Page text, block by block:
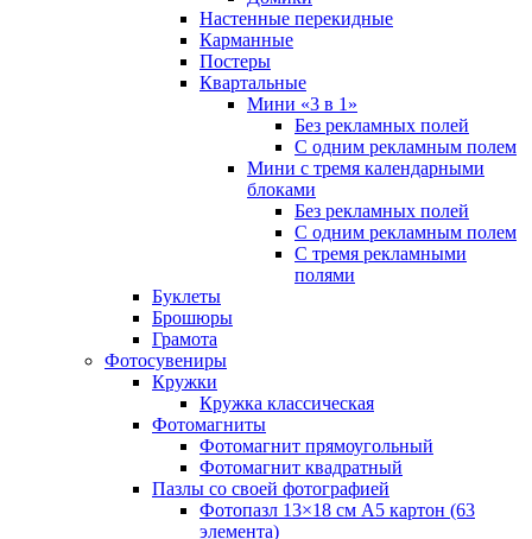
Настенные перекидные
Карманные
Постеры
Квартальные
Мини «3 в 1»
Без рекламных полей
С одним рекламным полем
Мини с тремя календарными
блоками
Без рекламных полей
С одним рекламным полем
С тремя рекламными
полями
Буклеты
Брошюры
Грамота
Фотосувениры
Кружки
Кружка классическая
Фотомагниты
Фотомагнит прямоугольный
Фотомагнит квадратный
Пазлы со своей фотографией
Фотопазл 13×18 см А5 картон (63
элемента)